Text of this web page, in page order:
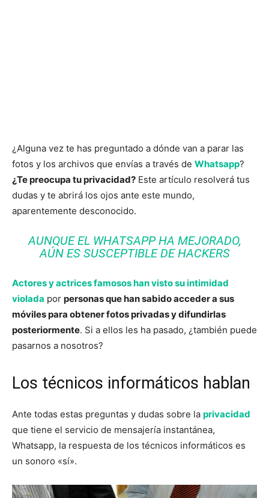
¿Alguna vez te has preguntado a dónde van a parar las
fotos y los archivos que envías a través de Whatsapp?
¿Te preocupa tu privacidad? Este artículo resolverá tus
dudas y te abrirá los ojos ante este mundo,
aparentemente desconocido.
AUNQUE EL WHATSAPP HA MEJORADO,
AÚN ES SUSCEPTIBLE DE HACKERS
Actores y actrices famosos han visto su intimidad
violada por personas que han sabido acceder a sus
móviles para obtener fotos privadas y difundirlas
posteriormente. Si a ellos les ha pasado, ¿también puede
pasarnos a nosotros?
Los técnicos informáticos hablan
Ante todas estas preguntas y dudas sobre la privacidad
que tiene el servicio de mensajería instantánea,
Whatsapp, la respuesta de los técnicos informáticos es
un sonoro «sí».